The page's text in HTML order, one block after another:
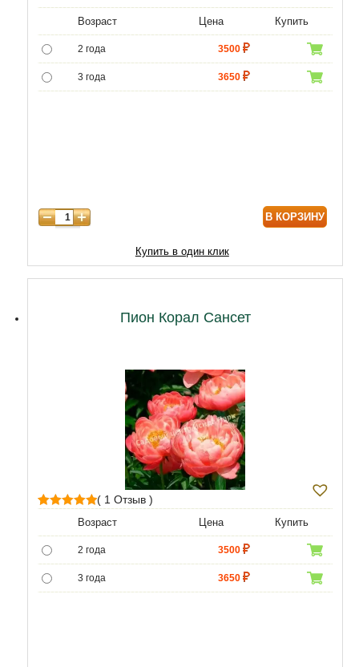
Возраст Цена Купить
2 года 3500
3 года 3650
В КОРЗИНУ
Купить в один клик
Пион Корал Сансет
Рейтинг
5.00из 5 на
основе
пользователя
( 1 Отзыв )
Возраст Цена Купить
2 года 3500
3 года 3650